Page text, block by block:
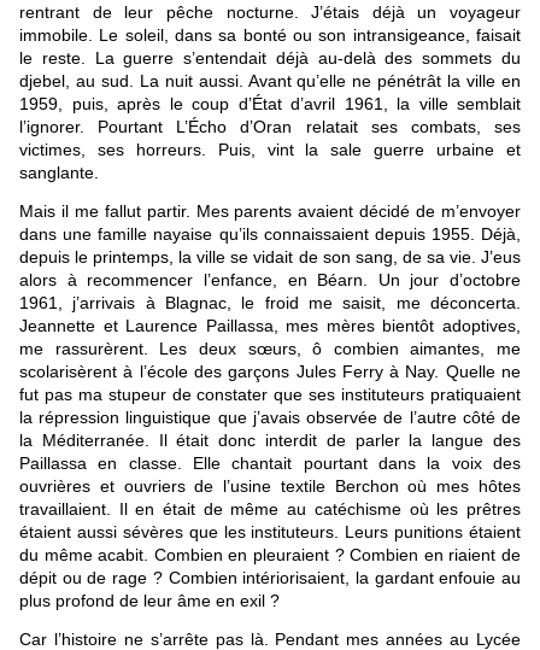
rentrant de leur pêche nocturne. J’étais déjà un voyageur
immobile. Le soleil, dans sa bonté ou son intransigeance, faisait
le reste. La guerre s’entendait déjà au-delà des sommets du
djebel, au sud. La nuit aussi. Avant qu’elle ne pénétrât la ville en
1959, puis, après le coup d’État d’avril 1961, la ville semblait
l’ignorer. Pourtant L’Écho d’Oran relatait ses combats, ses
victimes, ses horreurs. Puis, vint la sale guerre urbaine et
sanglante.
Mais il me fallut partir. Mes parents avaient décidé de m’envoyer
dans une famille nayaise qu’ils connaissaient depuis 1955. Déjà,
depuis le printemps, la ville se vidait de son sang, de sa vie. J’eus
alors à recommencer l’enfance, en Béarn. Un jour d’octobre
1961, j’arrivais à Blagnac, le froid me saisit, me déconcerta.
Jeannette et Laurence Paillassa, mes mères bientôt adoptives,
me rassurèrent. Les deux sœurs, ô combien aimantes, me
scolarisèrent à l’école des garçons Jules Ferry à Nay. Quelle ne
fut pas ma stupeur de constater que ses instituteurs pratiquaient
la répression linguistique que j’avais observée de l’autre côté de
la Méditerranée. Il était donc interdit de parler la langue des
Paillassa en classe. Elle chantait pourtant dans la voix des
ouvrières et ouvriers de l’usine textile Berchon où mes hôtes
travaillaient. Il en était de même au catéchisme où les prêtres
étaient aussi sévères que les instituteurs. Leurs punitions étaient
du même acabit. Combien en pleuraient ? Combien en riaient de
dépit ou de rage ? Combien intériorisaient, la gardant enfouie au
plus profond de leur âme en exil ?
Car l’histoire ne s’arrête pas là. Pendant mes années au Lycée